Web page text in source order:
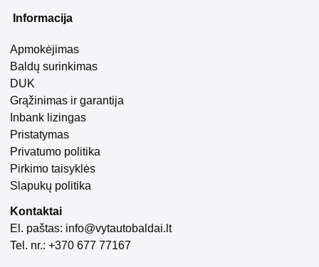
Informacija
Apmokėjimas
Baldų surinkimas
DUK
Grąžinimas ir garantija
Inbank lizingas
Pristatymas
Privatumo politika
Pirkimo taisyklės
Slapukų politika
Kontaktai
El. paštas: info@vytautobaldai.lt
Tel. nr.: +370 677 77167